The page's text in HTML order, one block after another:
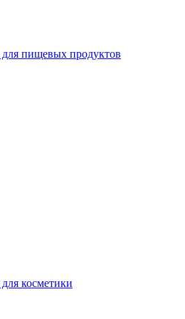
для пищевых продуктов
косметики